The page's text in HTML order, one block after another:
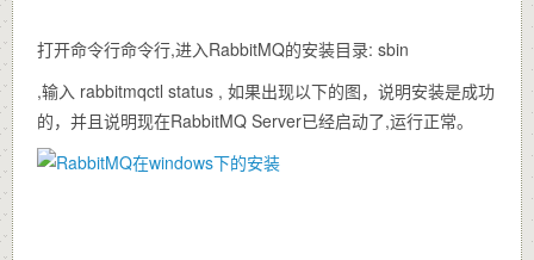
打开命令行命令行,进入RabbitMQ的安装目录: sbin
,输入 rabbitmqctl status , 如果出现以下的图，说明安装是成功
的，并且说明现在RabbitMQ Server已经启动了,运行正常。